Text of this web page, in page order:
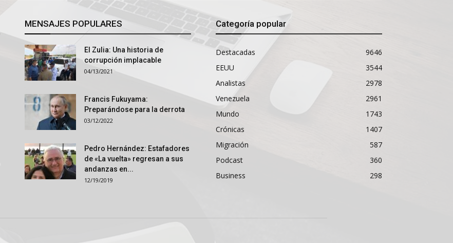
MENSAJES POPULARES
El Zulia: Una historia de
corrupción implacable
04/13/2021
Francis Fukuyama:
Preparándose para la derrota
03/12/2022
Pedro Hernández: Estafadores
de «La vuelta» regresan a sus
andanzas en...
12/19/2019
Categoría popular
Destacadas
9646
EEUU
3544
Analistas
2978
Venezuela
2961
Mundo
1743
Crónicas
1407
Migración
587
Podcast
360
Business
298